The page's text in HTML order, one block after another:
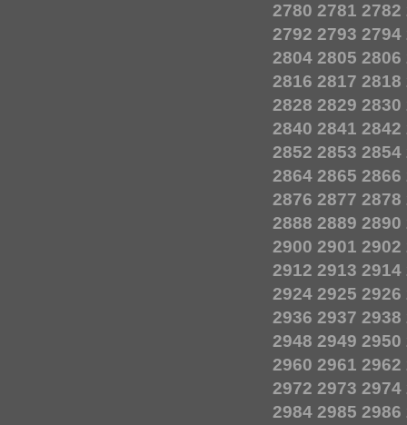
2780 2781 2782
2792 2793 2794
2804 2805 2806
2816 2817 2818
2828 2829 2830
2840 2841 2842
2852 2853 2854
2864 2865 2866
2876 2877 2878
2888 2889 2890
2900 2901 2902
2912 2913 2914
2924 2925 2926
2936 2937 2938
2948 2949 2950
2960 2961 2962
2972 2973 2974
2984 2985 2986